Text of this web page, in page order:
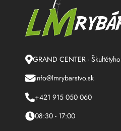
GRAND CENTER -
info@lmrybarstvo.sk
+421 915 050 060
08:30 - 17:00